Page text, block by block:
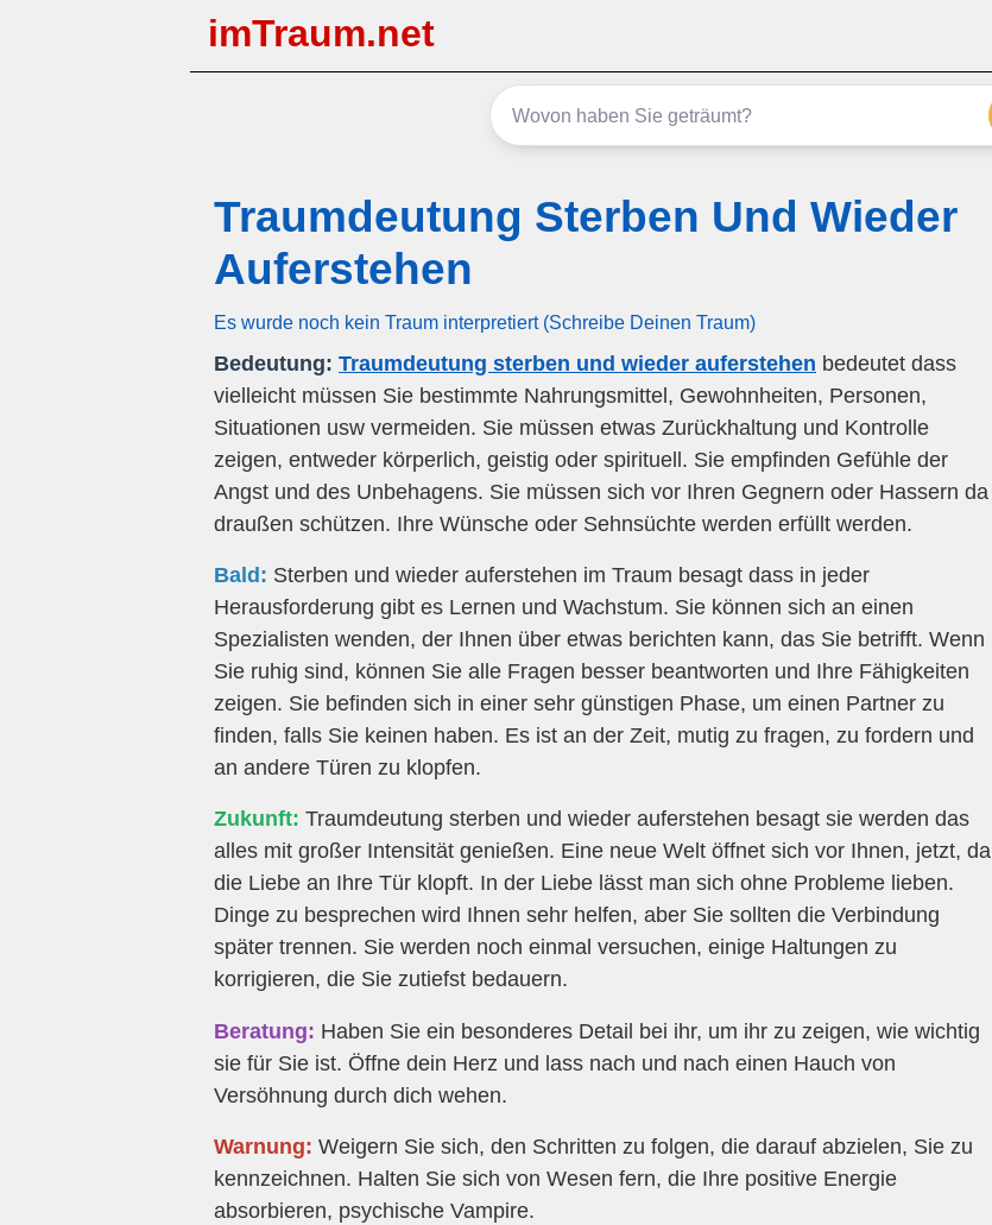
imTraum.net
Traumdeutung Sterben Und Wieder
Auferstehen
Es wurde noch kein Traum interpretiert (Schreibe Deinen Traum)
Bedeutung: Traumdeutung sterben und wieder auferstehen bedeutet dass
vielleicht müssen Sie bestimmte Nahrungsmittel, Gewohnheiten, Personen,
Situationen usw vermeiden. Sie müssen etwas Zurückhaltung und Kontrolle
zeigen, entweder körperlich, geistig oder spirituell. Sie empfinden Gefühle der
Angst und des Unbehagens. Sie müssen sich vor Ihren Gegnern oder Hassern da
draußen schützen. Ihre Wünsche oder Sehnsüchte werden erfüllt werden.
Bald: Sterben und wieder auferstehen im Traum besagt dass in jeder
Herausforderung gibt es Lernen und Wachstum. Sie können sich an einen
Spezialisten wenden, der Ihnen über etwas berichten kann, das Sie betrifft. Wenn
Sie ruhig sind, können Sie alle Fragen besser beantworten und Ihre Fähigkeiten
zeigen. Sie befinden sich in einer sehr günstigen Phase, um einen Partner zu
finden, falls Sie keinen haben. Es ist an der Zeit, mutig zu fragen, zu fordern und
an andere Türen zu klopfen.
Zukunft: Traumdeutung sterben und wieder auferstehen besagt sie werden das
alles mit großer Intensität genießen. Eine neue Welt öffnet sich vor Ihnen, jetzt, da
die Liebe an Ihre Tür klopft. In der Liebe lässt man sich ohne Probleme lieben.
Dinge zu besprechen wird Ihnen sehr helfen, aber Sie sollten die Verbindung
später trennen. Sie werden noch einmal versuchen, einige Haltungen zu
korrigieren, die Sie zutiefst bedauern.
Beratung: Haben Sie ein besonderes Detail bei ihr, um ihr zu zeigen, wie wichtig
sie für Sie ist. Öffne dein Herz und lass nach und nach einen Hauch von
Versöhnung durch dich wehen.
Warnung: Weigern Sie sich, den Schritten zu folgen, die darauf abzielen, Sie zu
kennzeichnen. Halten Sie sich von Wesen fern, die Ihre positive Energie
absorbieren, psychische Vampire.